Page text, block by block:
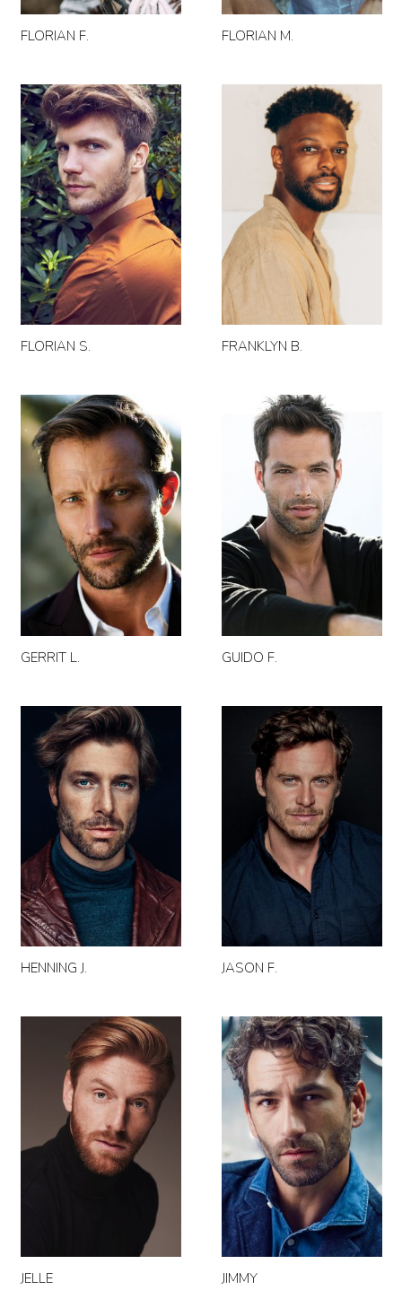
FLORIAN F. FLORIAN M.
FLORIAN S. FRANKLYN B.
GERRIT L. GUIDO F.
HENNING J. JASON F.
JELLE JIMMY